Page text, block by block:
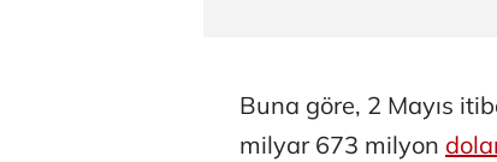
Buna göre, 2 Mayıs
milyar 673 milyon